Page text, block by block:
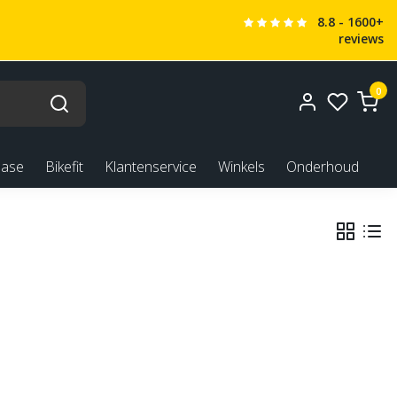
8.8 - 1600+
reviews
0
Bikefit Klantenservice Winkels Onderhoud